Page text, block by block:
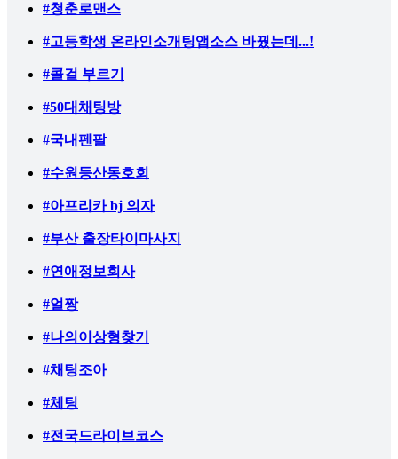
#청춘로맨스
#고등학생 온라인소개팅앱소스 바꿨는데...!
#콜걸 부르기
#50대채팅방
#국내펜팔
#수원등산동호회
#아프리카 bj 의자
#부산 출장타이마사지
#연애정보회사
#얼짱
#나의이상형찾기
#채팅조아
#체팅
#전국드라이브코스